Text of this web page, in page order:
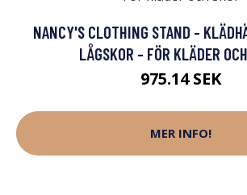
NANCY'S CLOTHING STAND -
LÅGSKOR - FÖR KLÄDER
975.14 SEK
MER INFO!